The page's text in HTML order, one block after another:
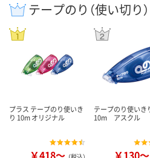
テープのり（使い切り
プラス テープのり使いき
り 10m オリジナル
￥418～
テープのり使い
10m アスクル
￥130～